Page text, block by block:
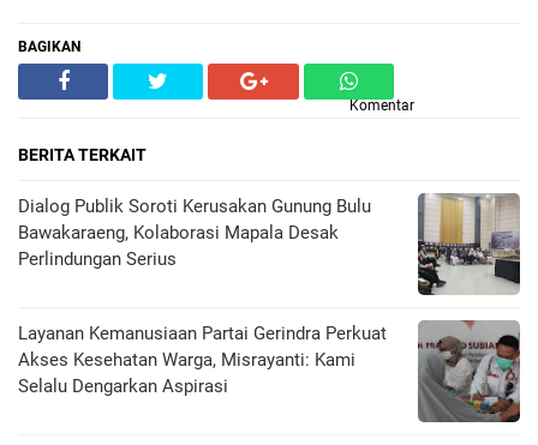
BAGIKAN
Komentar
BERITA TERKAIT
Dialog Publik Soroti Kerusakan Gunung Bulu
Bawakaraeng, Kolaborasi Mapala Desak
Perlindungan Serius
Layanan Kemanusiaan Partai Gerindra Perkuat
Akses Kesehatan Warga, Misrayanti: Kami
Selalu Dengarkan Aspirasi